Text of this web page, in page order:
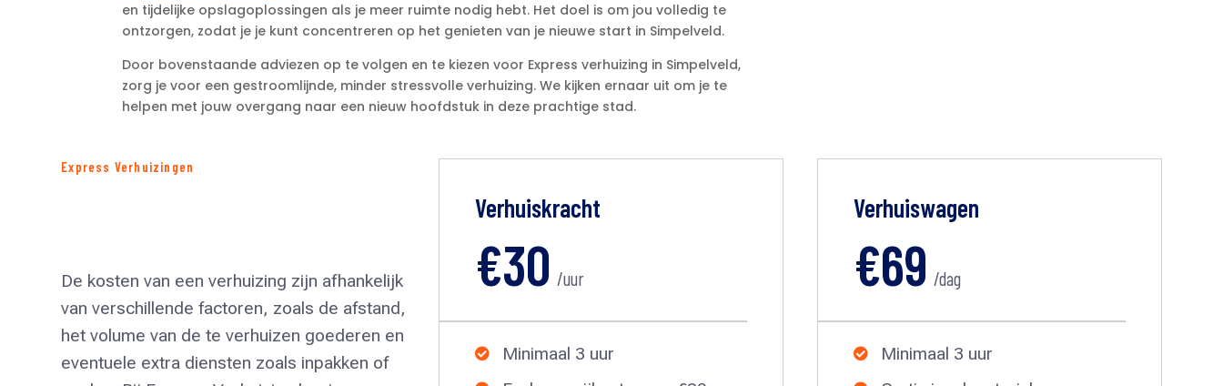
en tijdelijke opslagoplossingen als je meer ruimte nodig hebt.​ Het doel is om jou volledig te
ontzorgen, zodat je je kunt concentreren op het genieten van je nieuwe start in Simpelveld.​
Door bovenstaande adviezen op te volgen en te kiezen voor Express verhuizing in Simpelveld,
zorg je voor een gestroomlijnde, minder stressvolle verhuizing.​ We kijken ernaar uit om je te
helpen met jouw overgang naar een nieuw hoofdstuk in deze prachtige stad.​
Express Verhuizingen
De kosten van een verhuizing zijn afhankelijk
van verschillende factoren, zoals de afstand,
het volume van de te verhuizen goederen en
eventuele extra diensten zoals inpakken of
Verhuiskracht
€30 /uur
 Minimaal 3 uur
Verhuiswagen
€69 /dag
 Minimaal 3 uur